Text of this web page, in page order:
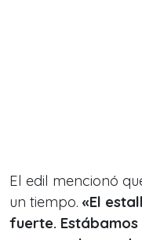
El edil mencionó
un tiempo. «El
fuerte.